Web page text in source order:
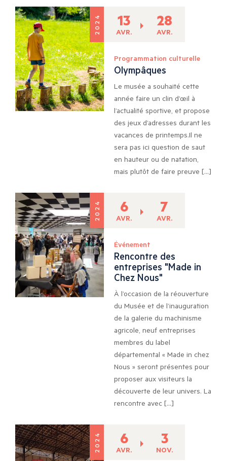
2024 13
AVR.
28
AVR.
Programmation culturelle
Olympâques
Le musée a souhaité cette
année faire un clin d’œil à
l’actualité sportive, et propose
des jeux d’adresses durant les
vacances de printemps.Il ne
sera pas ici question de saut
en hauteur ou de natation,
mais plutôt de faire preuve […]
2024 6
AVR.
7
AVR.
Événement
Rencontre des
entreprises "Made in
Chez Nous"
À l’occasion de la réouverture
du Musée et de l’inauguration
de la galerie du machinisme
agricole, neuf entreprises
membres du label
départemental « Made in chez
Nous » seront présentes pour
proposer aux visiteurs la
découverte de leur univers. La
rencontre avec […]
2024 6
AVR.
3
NOV.